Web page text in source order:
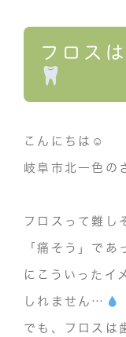
フロス
こんにちは☺︎
岐阜市北一色の
フロスって難し
「痛そう」であ
にこういったイ
しれません…
でも、フロスは